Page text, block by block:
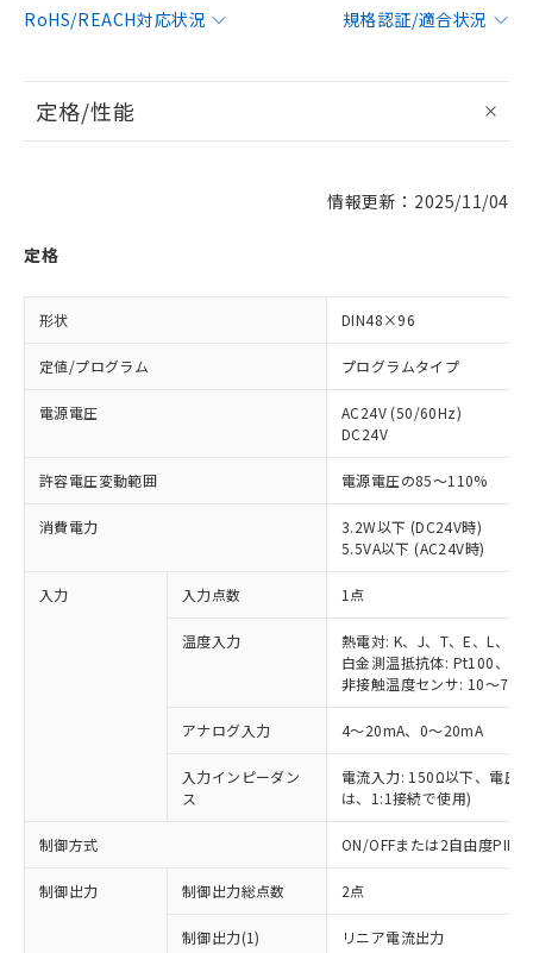
RoHS/REACH対応状況
規格認証/適合状況
定格/性能
情報更新：2025/11/04
定格
形状 DIN48×96
定値/プログラム プログラムタイプ
電源電圧
AC24V (50/60Hz)
DC24V
許容電圧変動範囲 電源電圧の85～110%
消費電力
3.2W以下 (DC24V時)
5.5VA以下 (AC24V時)
入力 入力点数 1点
温度入力
熱電対: K、J、T、E、L、U
白金測温抵抗体: Pt100、
非接触温度センサ: 10～
アナログ入力 4～20mA、0～20mA
入力インピーダン
ス
電流入力: 150Ω以下、電圧
は、1:1接続で使用)
制御方式 ON/OFFまたは2自由度PID
制御出力 制御出力総点数 2点
制御出力(1) リニア電流出力